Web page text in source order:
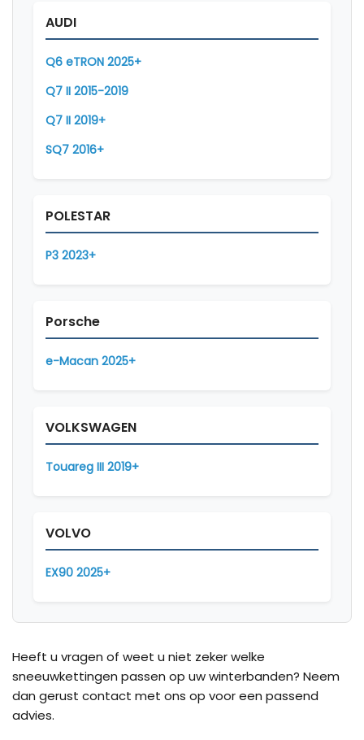
AUDI
Q6 eTRON 2025+
Q7 II 2015-2019
Q7 II 2019+
SQ7 2016+
POLESTAR
P3 2023+
Porsche
e-Macan 2025+
VOLKSWAGEN
Touareg III 2019+
VOLVO
EX90 2025+
Heeft u vragen of weet u niet zeker welke
sneeuwkettingen passen op uw winterbanden? Neem
dan gerust contact met ons op voor een passend
advies.